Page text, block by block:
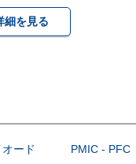
細を見る
ード PMIC - PFC